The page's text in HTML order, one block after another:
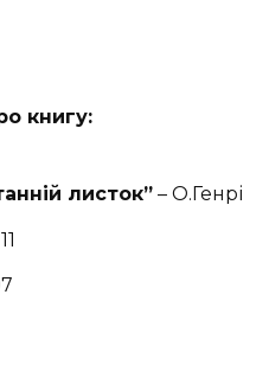
книгу:
листок” – О.Генрі